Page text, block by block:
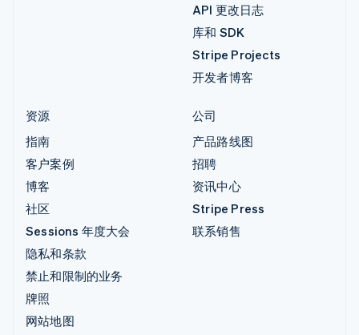
API 更改日志
库和 SDK
Stripe Projects
开发者博客
资源
指南
客户案例
博客
社区
Sessions 年度大会
隐私和条款
禁止和限制的业务
牌照
网站地图
公司
产品路线图
招聘
资讯中心
Stripe Press
联系销售